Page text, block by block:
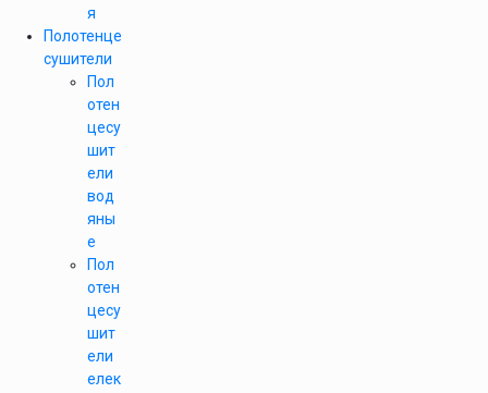
я
Полотенце
сушители
Пол
отен
цесу
шит
ели
вод
яны
е
Пол
отен
цесу
шит
ели
елек